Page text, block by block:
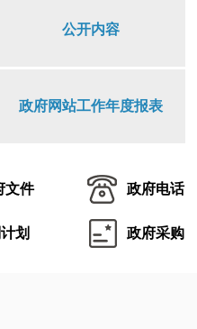
公开内容
政府网站工作年度报表
文件 政府电话
划 政府采购